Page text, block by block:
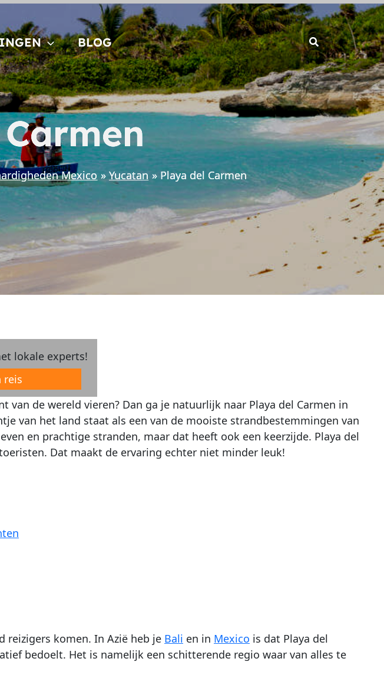
BLOG
Mexico Yucatan Playa del Carmen
lokale experts!
reis
van de wereld vieren? Dan ga je natuurlijk naar Playa del Carmen in
van het land staat als een van de mooiste strandbestemmingen van
en prachtige stranden, maar dat heeft ook een keerzijde. Playa del
Dat maakt de ervaring echter niet minder leuk!
reizigers komen. In Azië heb je Bali en in Mexico is dat Playa del
bedoelt. Het is namelijk een schitterende regio waar van alles te